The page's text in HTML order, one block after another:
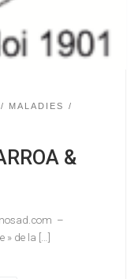
MALADIES
&
–
» de la […]